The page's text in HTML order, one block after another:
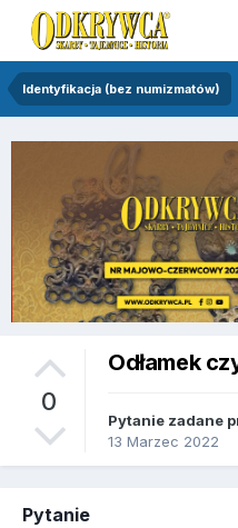
Identyfikacja (bez numizmatów)
0
Odłamek
Pytanie zadane
13 Marzec 2022
Pytanie